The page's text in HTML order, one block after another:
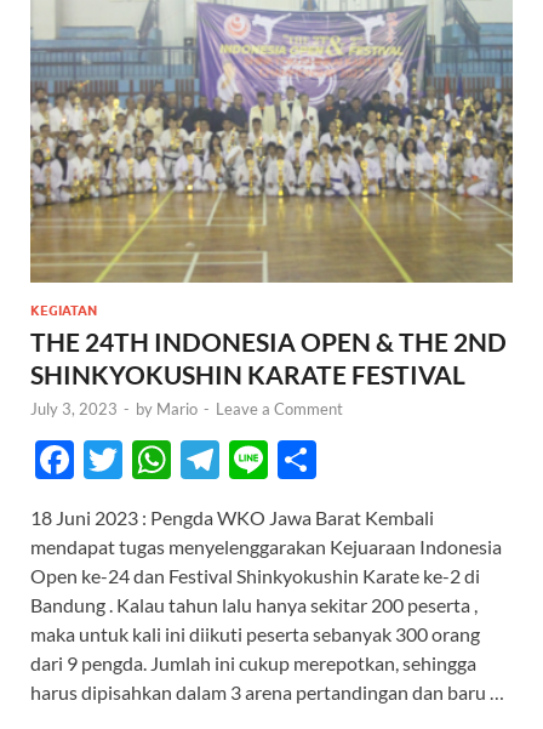
KEGIATAN
THE 24TH INDONESIA OPEN & THE 2ND
SHINKYOKUSHIN KARATE FESTIVAL
July 3, 2023 - by Mario - Leave a Comment
F
e
b
o
o
k
T
itt
er
W
at
s
A
p
p
T
e
gr
a
m
Li
e ar
e
18 Juni 2023 : Pengda WKO Jawa Barat Kembali
mendapat tugas menyelenggarakan Kejuaraan Indonesia
Open ke-24 dan Festival Shinkyokushin Karate ke-2 di
Bandung . Kalau tahun lalu hanya sekitar 200 peserta ,
maka untuk kali ini diikuti peserta sebanyak 300 orang
dari 9 pengda. Jumlah ini cukup merepotkan, sehingga
harus dipisahkan dalam 3 arena pertandingan dan baru …